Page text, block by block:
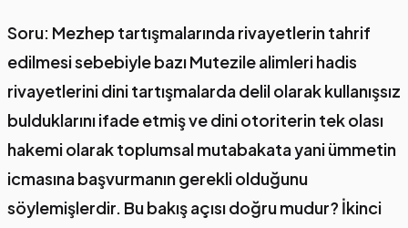
Soru: Mezhep tartışmalarında rivayetlerin tahrif
edilmesi sebebiyle bazı Mutezile alimleri hadis
rivayetlerini dini tartışmalarda delil olarak kullanışsız
bulduklarını ifade etmiş ve dini otoriterin tek olası
hakemi olarak toplumsal mutabakata yani ümmetin
icmasına başvurmanın gerekli olduğunu
söylemişlerdir. Bu bakış açısı doğru mudur? İkinci